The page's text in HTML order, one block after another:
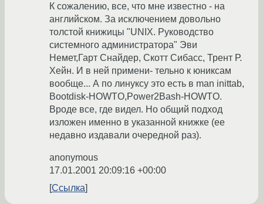
К сожалению, все, что мне известно - на
английском. За исключением довольно
толстой книжицы "UNIX. Руководство
системного администратора" Эви
Немет,Гарт Снайдер, Скотт Сибасс, Трент Р.
Хейн. И в ней примени- тельно к юниксам
вообще... А по линуксу это есть в man inittab,
Bootdisk-HOWTO,Power2Bash-HOWTO.
Вроде все, где видел. Но общий подход
изложен именно в указанной книжке (ее
недавно издавали очередной раз).
anonymous
17.01.2001 20:09:16 +00:00
Ссылка